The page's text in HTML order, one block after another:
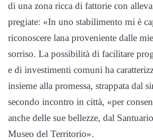
di una zona ricca di fattorie con
pregiate: «In uno stabilimento mi è
riconoscere lana proveniente dalle
sorriso. La possibilità di facilitare
e di investimenti comuni ha
insieme alla promessa, strappata dal
secondo incontro in città, «per
anche delle sue bellezze, dal
Museo del Territorio».